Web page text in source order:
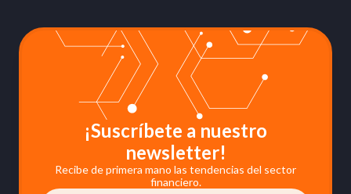
¡Suscríbete a nuestro
newsletter!
Recibe de primera mano las tendencias del sector
financiero.